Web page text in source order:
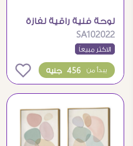
لوحة فنية راقية لفازة
ريفية وبراعم مجففة
SA102022
الاكثر مبيعاً
456 جنيه يبدأ من